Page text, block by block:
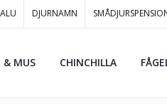
DJURNAMN
& MUS CHINCHILLA